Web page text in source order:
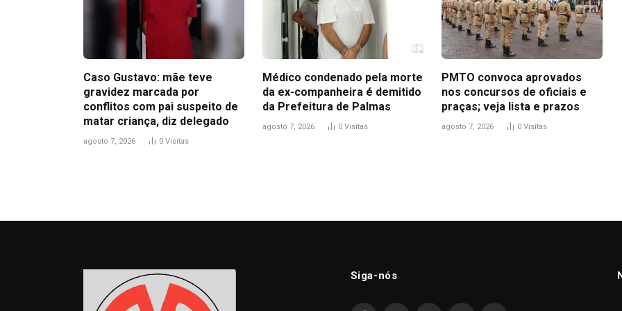
Caso Gustavo: mãe teve
gravidez marcada por
conflitos com pai suspeito de
matar criança, diz delegado
agosto 7, 2026 0 Visitas
Médico condenado pela morte
da ex-companheira é demitido
da Prefeitura de Palmas
agosto 7, 2026 0 Visitas
PMTO convoca aprovados
nos concursos de oficiais e
praças; veja lista e prazos
agosto 7, 2026 0 Visitas
Siga-nós